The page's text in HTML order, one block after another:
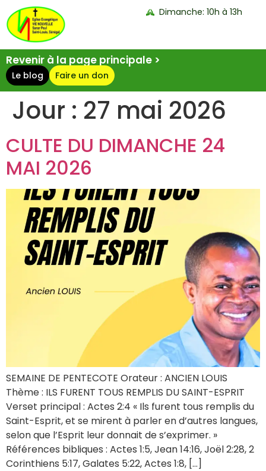
Dimanche: 10h à 13h
Revenir à la page principale >
Le blog Faire un don
Jour : 27 mai 2026
CULTE DU DIMANCHE 24
MAI 2026
SEMAINE DE PENTECOTE Orateur : ANCIEN LOUIS
Thème : ILS FURENT TOUS REMPLIS DU SAINT-ESPRIT
Verset principal : Actes 2:4 « Ils furent tous remplis du
Saint-Esprit, et se mirent à parler en d’autres langues,
selon que l’Esprit leur donnait de s’exprimer. »
Références bibliques : Actes 1:5, Jean 14:16, Joël 2:28, 2
Corinthiens 5:17, Galates 5:22, Actes 1:8, […]